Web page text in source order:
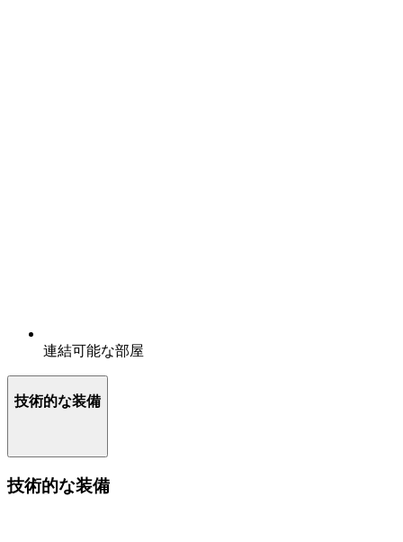
連結可能な部屋
技術的な装備
技術的な装備